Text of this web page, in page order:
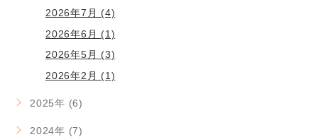
2026年7月 (4)
2026年6月 (1)
2026年5月 (3)
2026年2月 (1)
2025年 (6)
2024年 (7)